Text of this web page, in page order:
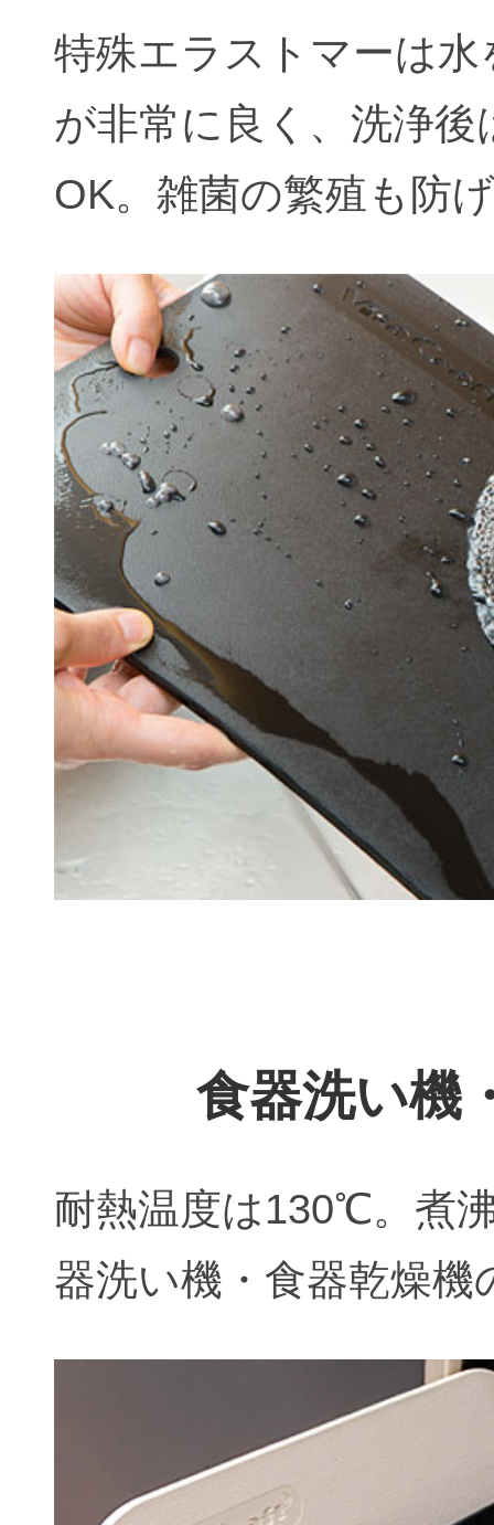
特殊エラストマーは
が非常に良く、洗浄
OK。雑菌の繁殖も防
食器洗い機
耐熱温度は130℃。煮
器洗い機・食器乾燥